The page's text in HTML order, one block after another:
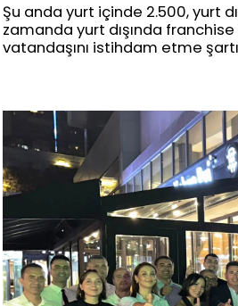
Şu anda yurt içinde 2.500, yurt
zamanda yurt dışında franchise
vatandaşını istihdam etme